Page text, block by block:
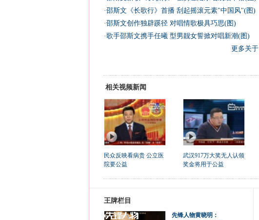
·邵斯文《长歌行》首播 刮起摇滚元素"中国风"(图)
·邵斯文创作独辟蹊径 对唱情歌极具巧思(图)
·歌手邵斯文携手任曦 型男靓女誓掀对唱新潮(图)
更多关于
相关视频新闻
民众反映看病贵 公立医
院要公益
武汉917万大奖无人认领
奖金将用于公益
王牌栏目
先锋人物黄晓明：